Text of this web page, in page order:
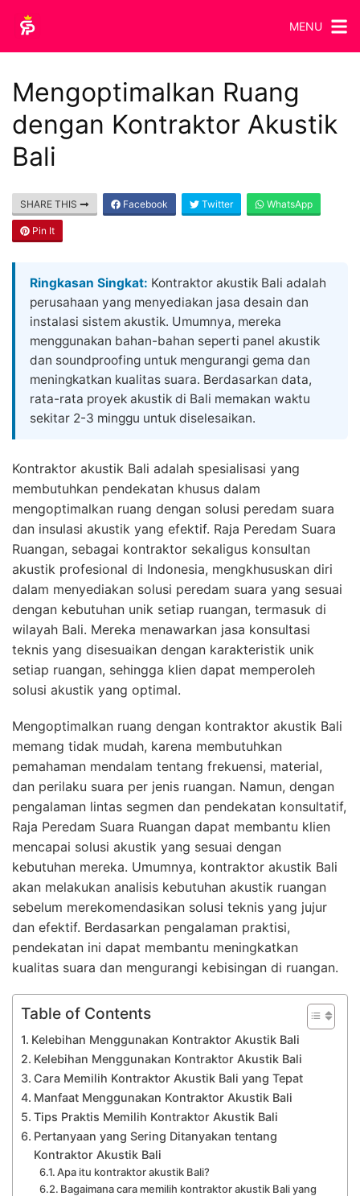
MENU
Mengoptimalkan Ruang
dengan Kontraktor Akustik
Bali
SHARE THIS Facebook Twitter WhatsApp
Pin It
Ringkasan Singkat: Kontraktor akustik Bali adalah
perusahaan yang menyediakan jasa desain dan
instalasi sistem akustik. Umumnya, mereka
menggunakan bahan-bahan seperti panel akustik
dan soundproofing untuk mengurangi gema dan
meningkatkan kualitas suara. Berdasarkan data,
rata-rata proyek akustik di Bali memakan waktu
sekitar 2-3 minggu untuk diselesaikan.
Kontraktor akustik Bali adalah spesialisasi yang
membutuhkan pendekatan khusus dalam
mengoptimalkan ruang dengan solusi peredam suara
dan insulasi akustik yang efektif. Raja Peredam Suara
Ruangan, sebagai kontraktor sekaligus konsultan
akustik profesional di Indonesia, mengkhususkan diri
dalam menyediakan solusi peredam suara yang sesuai
dengan kebutuhan unik setiap ruangan, termasuk di
wilayah Bali. Mereka menawarkan jasa konsultasi
teknis yang disesuaikan dengan karakteristik unik
setiap ruangan, sehingga klien dapat memperoleh
solusi akustik yang optimal.
Mengoptimalkan ruang dengan kontraktor akustik Bali
memang tidak mudah, karena membutuhkan
pemahaman mendalam tentang frekuensi, material,
dan perilaku suara per jenis ruangan. Namun, dengan
pengalaman lintas segmen dan pendekatan konsultatif,
Raja Peredam Suara Ruangan dapat membantu klien
mencapai solusi akustik yang sesuai dengan
kebutuhan mereka. Umumnya, kontraktor akustik Bali
akan melakukan analisis kebutuhan akustik ruangan
sebelum merekomendasikan solusi teknis yang jujur
dan efektif. Berdasarkan pengalaman praktisi,
pendekatan ini dapat membantu meningkatkan
kualitas suara dan mengurangi kebisingan di ruangan.
Table of Contents
Kelebihan Menggunakan Kontraktor Akustik Bali
Kelebihan Menggunakan Kontraktor Akustik Bali
Cara Memilih Kontraktor Akustik Bali yang Tepat
Manfaat Menggunakan Kontraktor Akustik Bali
Tips Praktis Memilih Kontraktor Akustik Bali
Pertanyaan yang Sering Ditanyakan tentang
Kontraktor Akustik Bali
Apa itu kontraktor akustik Bali?
Bagaimana cara memilih kontraktor akustik Bali yang